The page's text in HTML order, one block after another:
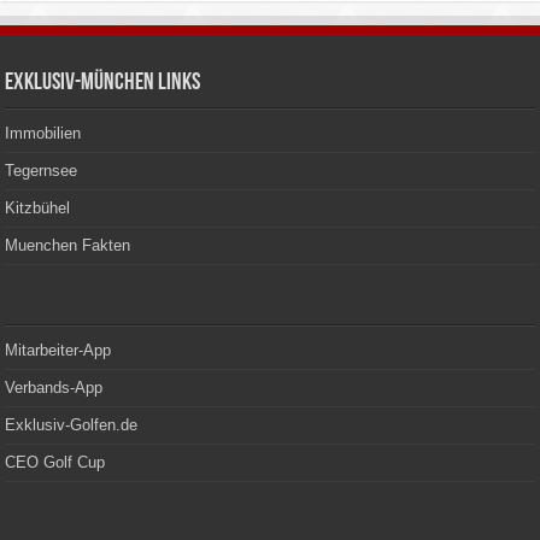
Exklusiv-München Links
Immobilien
Tegernsee
Kitzbühel
Muenchen Fakten
Mitarbeiter-App
Verbands-App
Exklusiv-Golfen.de
CEO Golf Cup